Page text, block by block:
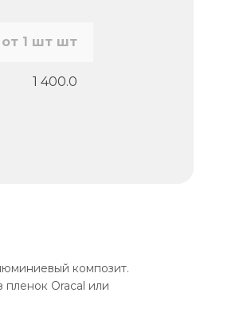
от 1 шт шт
1 400.0
композит.
пленок Oracal или